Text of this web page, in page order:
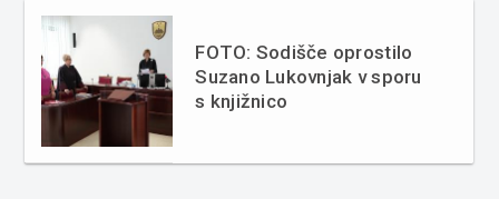
FOTO: Sodišče oprostilo
Suzano Lukovnjak v sporu
s knjižnico